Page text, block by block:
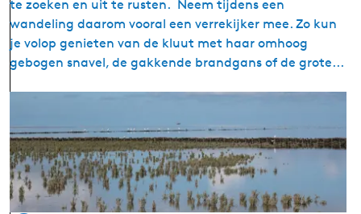
t
z
i
j
i
j
e
-
te zoeken en uit te rusten. Neem tijdens een
wandeling daarom vooral een verrekijker mee. Zo kun
je volop genieten van de kluut met haar omhoog
gebogen snavel, de gakkende brandgans of de grote...
a
r
d
-